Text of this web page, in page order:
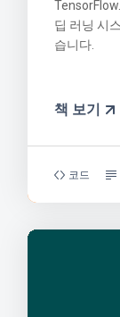
딥 러닝 시
습니다.
책 보기
코드